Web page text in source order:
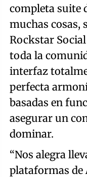
completa suite
muchas cosas,
Rockstar
toda la
interfaz
perfecta
basadas en
asegurar un
dominar.
“Nos alegra
plataformas de